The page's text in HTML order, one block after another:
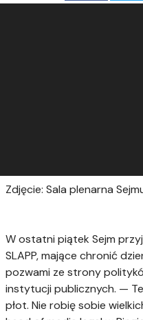
Zdjęcie: Sala plenarna
W ostatni piątek Sejm
SLAPP, mające chronić
pozwami ze strony
instytucji publicznych. —
płot. Nie robię sobie